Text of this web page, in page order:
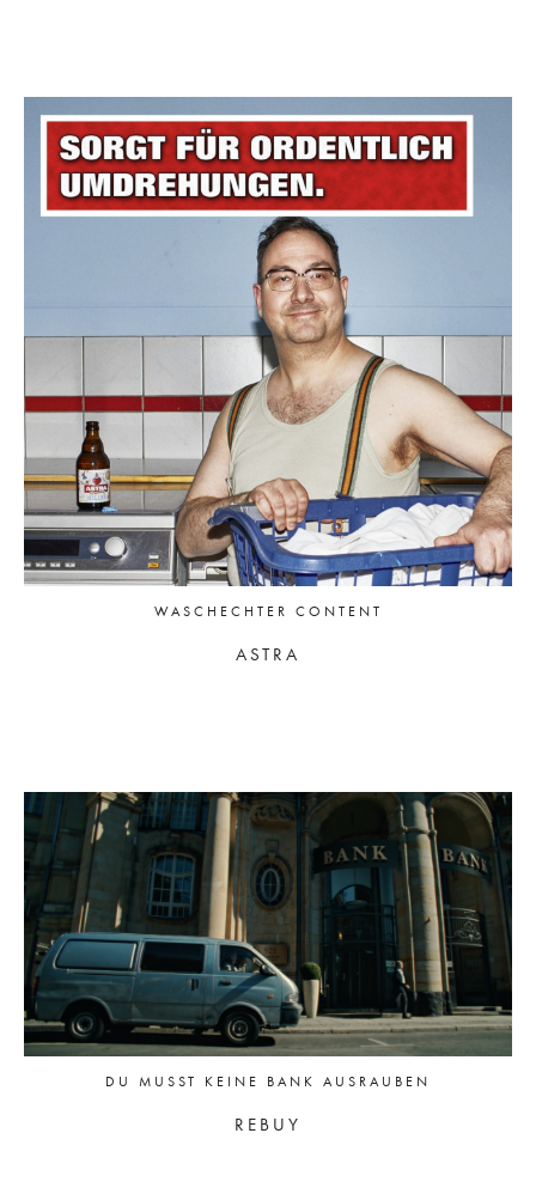
WASCHECHTER CONTENT
ASTRA
DU MUSST KEINE BANK AUSRAUBEN
REBUY